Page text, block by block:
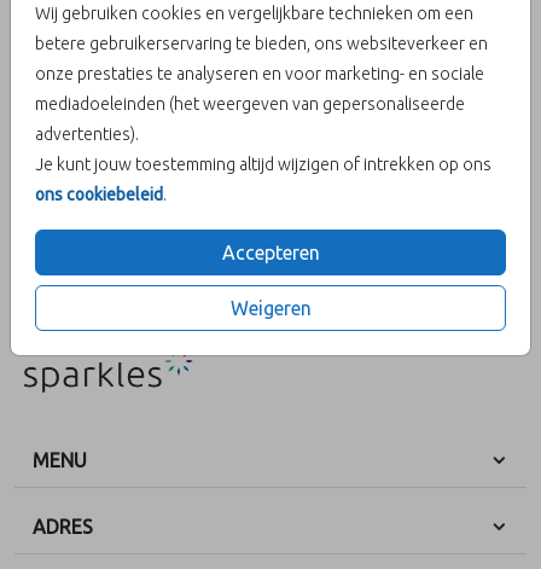
Wij gebruiken cookies en vergelijkbare technieken om een
betere gebruikerservaring te bieden, ons websiteverkeer en
onze prestaties te analyseren en voor marketing- en sociale
mediadoeleinden (het weergeven van gepersonaliseerde
advertenties).
Je kunt jouw toestemming altijd wijzigen of intrekken op ons
ons cookiebeleid.
Accepteren
Weigeren
Sluitzegel dubbel geluk JM
Aantal
Sluitzegel dubbel geluk J/M
Prijs: per 25 zegels
MENU
ADRES